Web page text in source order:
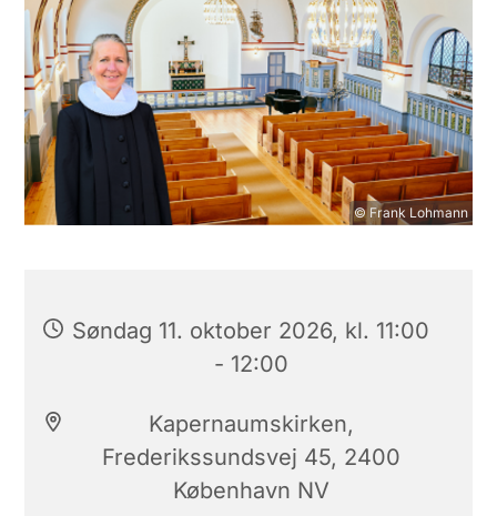
© Frank Lohmann
Søndag 11. oktober 2026, kl. 11:00
- 12:00
Kapernaumskirken,
Frederikssundsvej 45, 2400
København NV